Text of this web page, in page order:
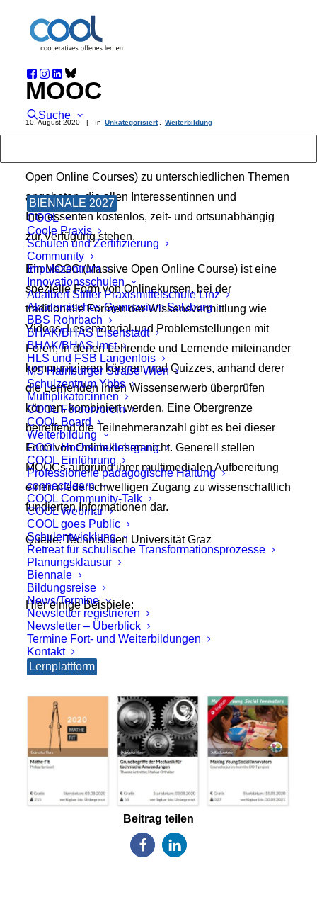
Suche
BIENNALE 2027
COOL
Coole Praxis
Schulen und Zertifizierung
Community
Impulszentrum
Innovationsschulen
Adalbert Stifter Praxismittelschule Linz
Akademisches Gymnasium Salzburg
BBS Rohrbach
BHAK/BHAS Eisenstadt
BHAK/BHAS Imst
HLS und FSB Langenlois
MS Hainburger Straße Wien
Schulzentrum Ybbs
Multiplikator:innen
COOL Förderverein
COOL Board
Weiterbildung
COOL Hochschullehrgang
COOL Einführung
Professionelle pädagogische Haltung
connect:learn
COOL Community-Talk
COOL Webinar
COOL goes Public
Schulentwicklung
Retreat für schulische Transformationsprozesse
Planungsklausur
Biennale
Bildungsreise
News/Termine
Newsletter registrieren
Newsletter – Überblick
Termine Fort- und Weiterbildungen
Kontakt
Lernplattform
MOOC
10. August 2020 | In Unkategorisiert Weiterbildung
Open Online Courses) zu unterschiedlichen Themen
angeboten, die allen Interessentinnen und
Interessenten kostenlos, zeit- und ortsunabhängig
zur Verfügung stehen.
Ein MOOC (Massive Open Online Course) ist eine
spezielle Form von Onlinekursen, bei der
traditionelle Formen der Wissensvermittlung wie
Videos, Lesematerial und Problemstellungen mit
Foren, in denen Lehrende und Lernende miteinander
kommunizieren können, und Quizzes, anhand derer
die Lernenden ihren Wissenserwerb überprüfen
können, kombiniert werden. Eine Obergrenze
betreffend die Teilnehmeranzahl gibt es bei dieser
Form von Onlinekursen nicht. Generell stellen
MOOCs aufgrund ihrer multimedialen Aufbereitung
einen niederschwelligen Zugang zu wissenschaftlich
fundierten Informationen dar.
Quelle: Technischen Universität Graz
Hier einige Beispiele:
Beitrag teilen